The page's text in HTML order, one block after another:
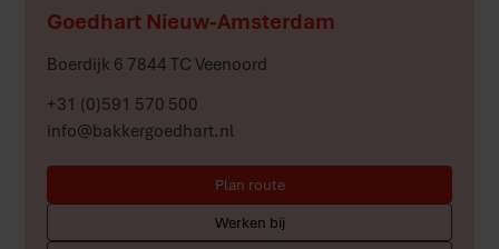
Goedhart Nieuw-Amsterdam
Boerdijk 6 7844 TC Veenoord
+31 (0)591 570 500
info@bakkergoedhart.nl
Plan route
Werken bij